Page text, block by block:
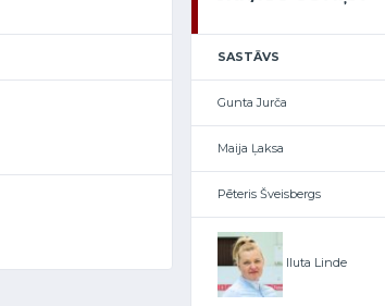
SASTĀVS
Gunta Jurča
Maija Ļaksa
Pēteris Šveisbergs
Iluta Linde